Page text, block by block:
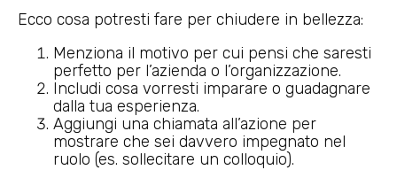
Ecco cosa potresti fare per chiudere in bellezza:
Menziona il motivo per cui pensi che saresti
perfetto per l’azienda o l’organizzazione.
Includi cosa vorresti imparare o guadagnare
dalla tua esperienza.
Aggiungi una chiamata all’azione per
mostrare che sei davvero impegnato nel
ruolo (es. sollecitare un colloquio).